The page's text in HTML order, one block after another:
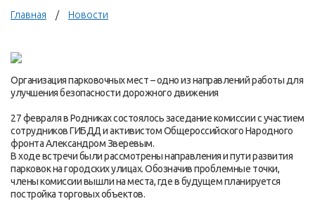
Главная Новости
Организация парковочных мест – одно из направлений работы для
улучшения безопасности дорожного движения
27 февраля в Родниках состоялось заседание комиссии с участием
сотрудников ГИБДД и активистом Общероссийского Народного
фронта Александром Зверевым.
В ходе встречи были рассмотрены направления и пути развития
парковок на городских улицах. Обозначив проблемные точки,
члены комиссии вышли на места, где в будущем планируется
постройка торговых объектов.